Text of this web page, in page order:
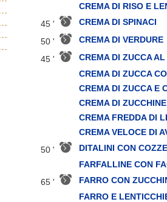
CREMA DI RISO E
45 '
CREMA DI SPINACI
50 '
CREMA DI VERDURE
45 '
CREMA DI ZUCCA AL
CREMA DI ZUCCA
CREMA DI ZUCCA E
CREMA DI ZUCCHINE
CREMA FREDDA DI
CREMA VELOCE DI
50 '
DITALINI CON
FARFALLINE CON
65 '
FARRO CON
FARRO E